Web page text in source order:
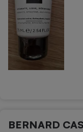
BERNARD